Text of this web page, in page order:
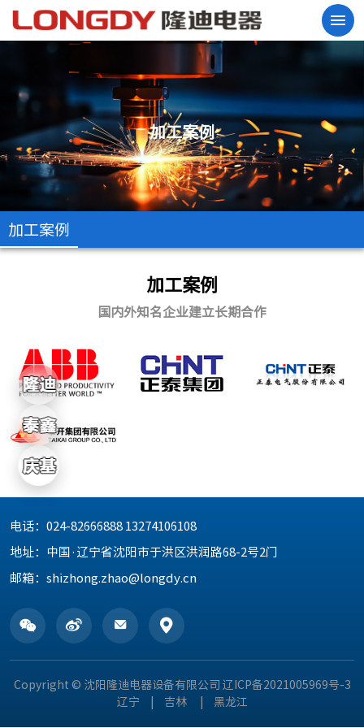
加工案例
加工案例
加工案例
国内外知名企业建立长期合作
电话： 024-82666888 13274106108
地址： 中国·辽宁省沈阳市于洪区洪润路68-2号2门
邮箱： shizhong.zhao@longdy.cn
Copyright © 沈阳隆迪电器设备有限公司 辽ICP备2021005969号-3
辽宁
吉林 黑龙江